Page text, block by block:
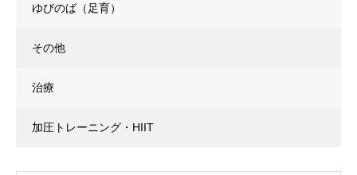
ゆびのば（足育）
その他
治療
加圧トレーニング・HIIT